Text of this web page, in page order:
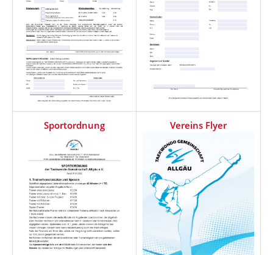
Sportordnung Vereins Flyer